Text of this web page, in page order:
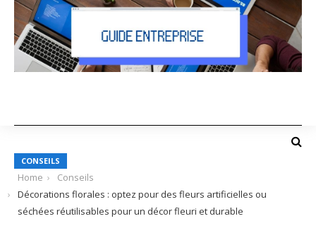
CONSEILS
Home
Conseils
Décorations florales : optez pour des fleurs artificielles ou
séchées réutilisables pour un décor fleuri et durable